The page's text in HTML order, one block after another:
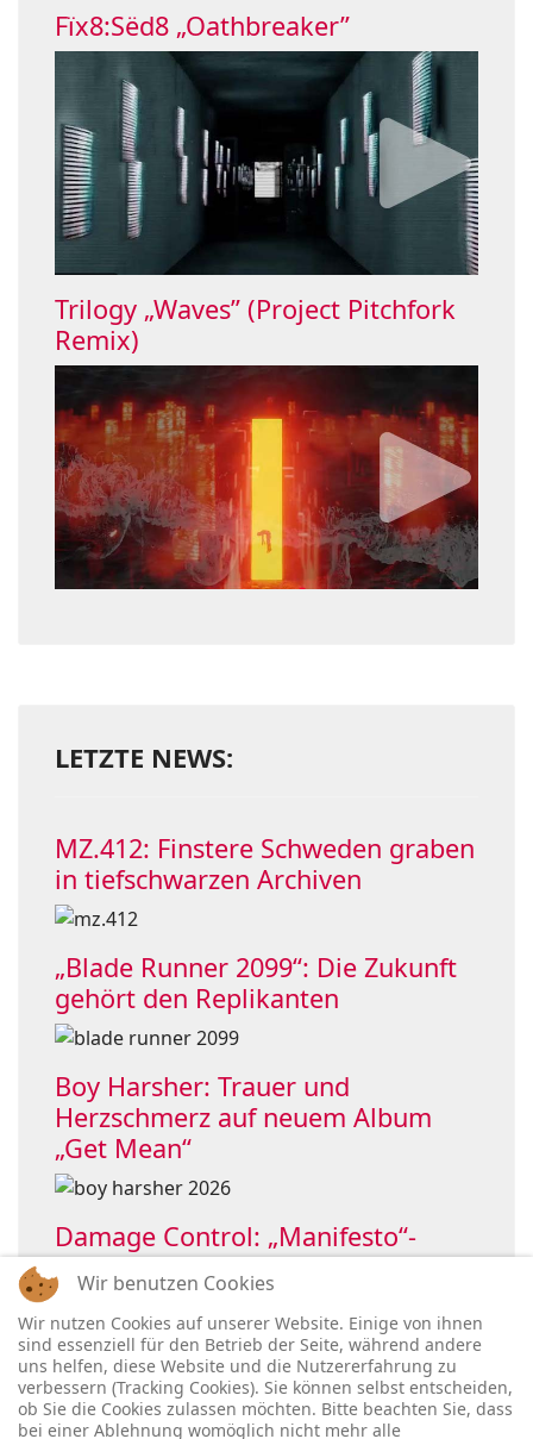
Fïx8:Sëd8 „Oathbreaker”
Trilogy „Waves” (Project Pitchfork
Remix)
LETZTE NEWS:
MZ.412: Finstere Schweden graben
in tiefschwarzen Archiven
„Blade Runner 2099“: Die Zukunft
gehört den Replikanten
Boy Harsher: Trauer und
Herzschmerz auf neuem Album
„Get Mean“
Damage Control: „Manifesto“-
Single holt OHMElectronic ins Boot
Wir benutzen Cookies
Wir nutzen Cookies auf unserer Website. Einige von ihnen
sind essenziell für den Betrieb der Seite, während andere
uns helfen, diese Website und die Nutzererfahrung zu
verbessern (Tracking Cookies). Sie können selbst entscheiden,
ob Sie die Cookies zulassen möchten. Bitte beachten Sie, dass
bei einer Ablehnung womöglich nicht mehr alle